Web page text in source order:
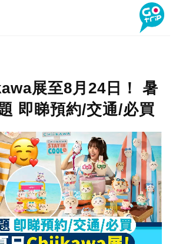
展至8月24日！ 暑
即睇預約/交通/必買